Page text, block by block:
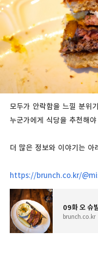
모두가 안락함을 느낄 분위기
누군가에게 식당을 추천해야
더 많은 정보와 이야기는 아
https://brunch.co.kr/
09화 오 슈
brunch.co.kr